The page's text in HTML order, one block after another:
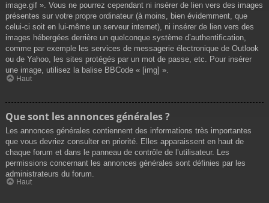
image.gif ». Vous ne pourrez cependant ni insérer de lien vers des images
présentes sur votre propre ordinateur (à moins, bien évidemment, que
celui-ci soit en lui-même un serveur internet), ni insérer de lien vers des
images hébergées derrière un quelconque système d’authentification,
comme par exemple les services de messagerie électronique de Outlook
ou de Yahoo, les sites protégés par un mot de passe, etc. Pour insérer
une image, utilisez la balise BBCode « [img] ».
Haut
Que sont les annonces générales ?
Les annonces générales contiennent des informations très importantes
que vous devriez consulter en priorité. Elles apparaissent en haut de
chaque forum et dans le panneau de contrôle de l’utilisateur. Les
permissions concernant les annonces générales sont définies par les
administrateurs du forum.
Haut